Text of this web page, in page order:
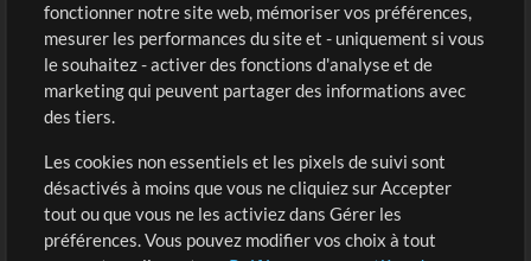
Boutique
Acheter des crédits
Contenu gratuit
Extras
Sessions
Compte
Connexion
S'inscrire
fonctionner notre site web, mémoriser vos préférences,
mesurer les performances du site et - uniquement si vous
le souhaitez - activer des fonctions d'analyse et de
marketing qui peuvent partager des informations avec
des tiers.
Les cookies non essentiels et les pixels de suivi sont
désactivés à moins que vous ne cliquiez sur Accepter
tout ou que vous ne les activiez dans Gérer les
préférences. Vous pouvez modifier vos choix à tout